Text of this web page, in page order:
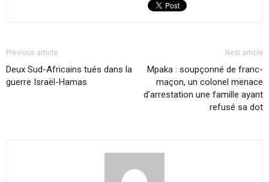
Previous article
Deux Sud-Africains tués dans la
guerre Israël-Hamas
Next article
Mpaka : soupçonné de franc-
maçon, un colonel menace
d’arrestation une famille ayant
refusé sa dot